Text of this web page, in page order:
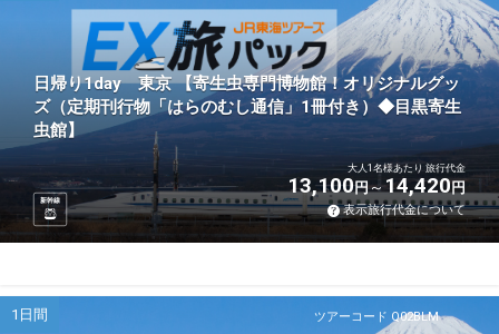
日帰り1day 東京 【寄生虫専門博物館！オリジナルグッ
ズ（定期刊行物「はらのむし通信」1冊付き）◆目黒寄生
虫館】
新幹線
大人1名様あたり 旅行代金
13,100円 14,420円
表示旅行代金について
ツアーコード Q02BLM
1日間